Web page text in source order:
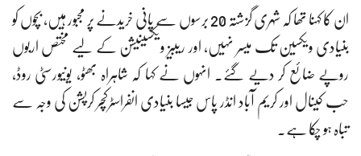
ان کا کہنا تھا کہ شہری گزشتہ 20 برسوں سے پانی خریدنے پر مجبور ہیں، بچوں کو
بنیادی ویکسین تک میسر نہیں، اور ریبیز ویکسینیشن کے لیے مختص اربوں
روپے ضائع کر دیے گئے۔ انہوں نے کہا کہ شاہراہ بھٹو، یونیورسٹی روڈ،
حب کینال اور کریم آباد انڈر پاس جیسا بنیادی انفراسٹرکچر کرپشن کی وجہ سے
تباہ ہو چکا ہے۔